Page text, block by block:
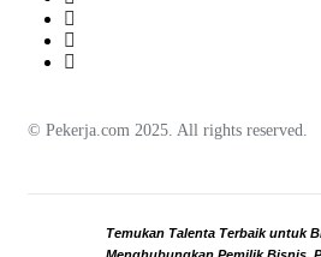
© Pekerja.com 2025. All rights reserved.
Temukan Talenta Terbaik untuk